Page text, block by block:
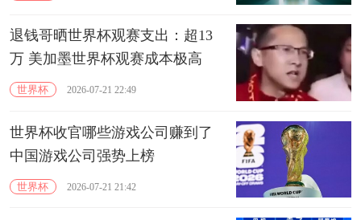
退钱哥晒世界杯观赛支出：超13
万 美加墨世界杯观赛成本极高
世界杯 2026-07-21 22:49
世界杯收官哪些游戏公司赚到了
中国游戏公司强势上榜
世界杯 2026-07-21 21:42